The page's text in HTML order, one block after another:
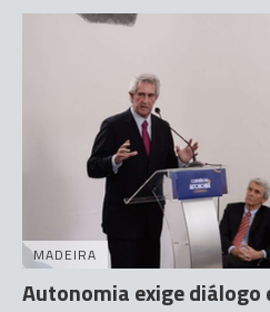
MADEIRA
Autonomia exige diálogo